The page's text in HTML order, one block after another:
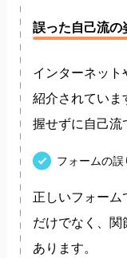
誤った自己流の
インターネット
紹介されていま
握せずに自己流
フォームの誤
正しいフォーム
だけでなく、関
あります。